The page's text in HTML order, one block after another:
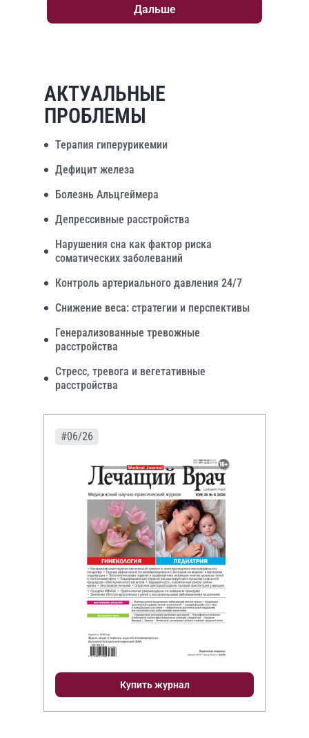
Дальше
АКТУАЛЬНЫЕ
ПРОБЛЕМЫ
Терапия гиперурикемии
Дефицит железа
Болезнь Альцгеймера
Депрессивные расстройства
Нарушения сна как фактор риска
соматических заболеваний
Контроль артериального давления 24/7
Снижение веса: стратегии и перспективы
Генерализованные тревожные
расстройства
Стресс, тревога и вегетативные
расстройства
#06/26
Купить журнал